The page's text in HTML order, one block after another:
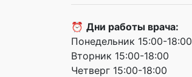
⏰ Дни работы врача:
Понедельник 15:00-18:00
Вторник 15:00-18:00
Четверг 15:00-18:00